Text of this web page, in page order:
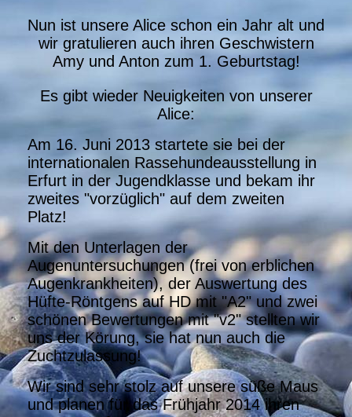
Nun ist unsere Alice schon ein Jahr alt und
wir gratulieren auch ihren Geschwistern
Amy und Anton zum 1. Geburtstag!
Es gibt wieder Neuigkeiten von unserer
Alice:
Am 16. Juni 2013 startete sie bei der
internationalen Rassehundeausstellung in
Erfurt in der Jugendklasse und bekam ihr
zweites "vorzüglich" auf dem zweiten
Platz!
Mit den Unterlagen der
Augenuntersuchungen (frei von erblichen
Augenkrankheiten), der Auswertung des
Hüfte-Röntgens auf HD mit "A2" und zwei
schönen Bewertungen mit "v2" stellten wir
uns der Körung, sie hat nun auch die
Zuchtzulassung!
Wir sind sehr stolz auf unsere süße Maus
und planen für das Frühjahr 2014 ihren